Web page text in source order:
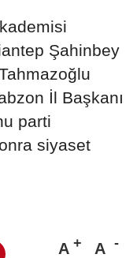
Şahinbey
İl Başkanı
parti
siyaset
A A